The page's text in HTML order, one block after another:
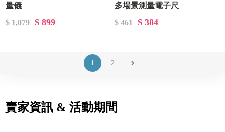
量儀
$ 1,079
$ 899
多場景測量電子尺
$ 461
$ 384
1 2
賣家資訊 & 活動期間